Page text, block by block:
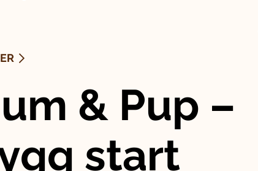
& Pup –
start